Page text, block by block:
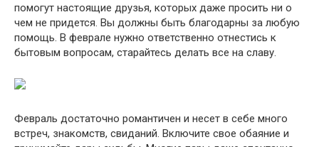
помогут настоящие друзья, которых даже просить ни о
чем не придется. Вы должны быть благодарны за любую
помощь. В феврале нужно ответственно отнестись к
бытовым вопросам, старайтесь делать все на славу.
Февраль достаточно романтичен и несет в себе много
встреч, знакомств, свиданий. Включите свое обаяние и